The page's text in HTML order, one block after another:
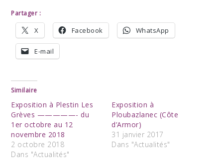
Partager :
X Facebook WhatsApp
E-mail
Similaire
Exposition à Plestin Les
Grèves —————- du
1er octobre au 12
novembre 2018
2 octobre 2018
Dans "Actualités"
Exposition à
Ploubazlanec (Côte
d’Armor)
31 janvier 2017
Dans "Actualités"